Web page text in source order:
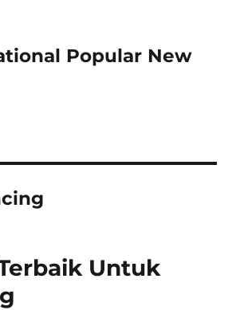
Popular New
Untuk